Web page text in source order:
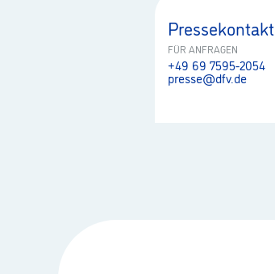
Pressekontakt
FÜR ANFRAGEN
+49 69 7595-2054
presse@dfv.de